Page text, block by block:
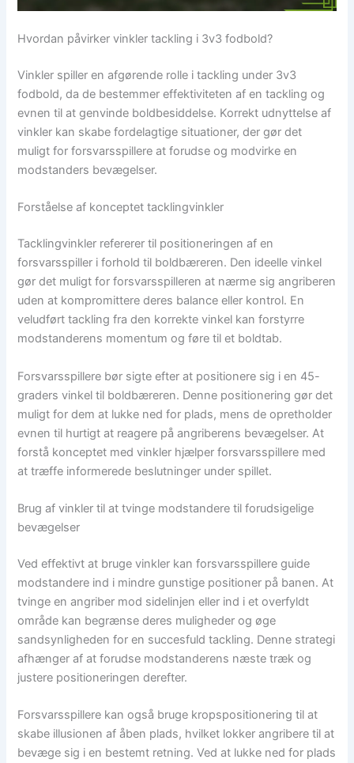
Hvordan påvirker vinkler tackling i 3v3 fodbold?
Vinkler spiller en afgørende rolle i tackling under 3v3
fodbold, da de bestemmer effektiviteten af en tackling og
evnen til at genvinde boldbesiddelse. Korrekt udnyttelse af
vinkler kan skabe fordelagtige situationer, der gør det
muligt for forsvarsspillere at forudse og modvirke en
modstanders bevægelser.
Forståelse af konceptet tacklingvinkler
Tacklingvinkler refererer til positioneringen af en
forsvarsspiller i forhold til boldbæreren. Den ideelle vinkel
gør det muligt for forsvarsspilleren at nærme sig angriberen
uden at kompromittere deres balance eller kontrol. En
veludført tackling fra den korrekte vinkel kan forstyrre
modstanderens momentum og føre til et boldtab.
Forsvarsspillere bør sigte efter at positionere sig i en 45-
graders vinkel til boldbæreren. Denne positionering gør det
muligt for dem at lukke ned for plads, mens de opretholder
evnen til hurtigt at reagere på angriberens bevægelser. At
forstå konceptet med vinkler hjælper forsvarsspillere med
at træffe informerede beslutninger under spillet.
Brug af vinkler til at tvinge modstandere til forudsigelige
bevægelser
Ved effektivt at bruge vinkler kan forsvarsspillere guide
modstandere ind i mindre gunstige positioner på banen. At
tvinge en angriber mod sidelinjen eller ind i et overfyldt
område kan begrænse deres muligheder og øge
sandsynligheden for en succesfuld tackling. Denne strategi
afhænger af at forudse modstanderens næste træk og
justere positioneringen derefter.
Forsvarsspillere kan også bruge kropspositionering til at
skabe illusionen af åben plads, hvilket lokker angribere til at
bevæge sig i en bestemt retning. Ved at lukke ned for plads